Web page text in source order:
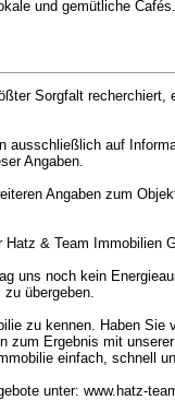
und gemütliche Cafés.
Sorgfalt
ausschließlich auf
Angaben.
Angaben zum
& Team Immobilien
uns noch kein
übergeben.
zu kennen. Haben Sie
zum Ergebnis mit
einfach, schnell
unter: www.hatz-